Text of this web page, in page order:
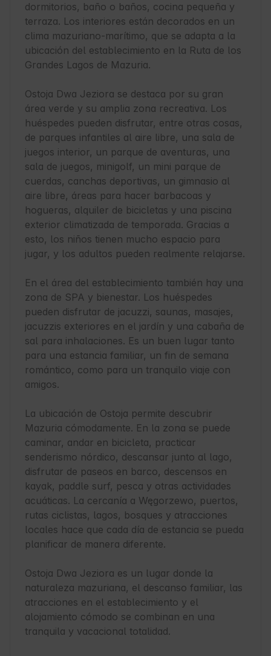
dormitorios, baño o baños, cocina pequeña y
terraza. Los interiores están decorados en un
clima mazuriano-marítimo, que se adapta a la
ubicación del establecimiento en la Ruta de los
Grandes Lagos de Mazuria.
Ostoja Dwa Jeziora se destaca por su gran
área verde y su amplia zona recreativa. Los
huéspedes pueden disfrutar, entre otras cosas,
de parques infantiles al aire libre, una sala de
juegos interior, un parque de aventuras, una
sala de juegos, minigolf, un mini parque de
cuerdas, canchas deportivas, un gimnasio al
aire libre, áreas para hacer barbacoas y
hogueras, alquiler de bicicletas y una piscina
exterior climatizada de temporada. Gracias a
esto, los niños tienen mucho espacio para
jugar, y los adultos pueden realmente relajarse.
En el área del establecimiento también hay una
zona de SPA y bienestar. Los huéspedes
pueden disfrutar de jacuzzi, saunas, masajes,
jacuzzis exteriores en el jardín y una cabaña de
sal para inhalaciones. Es un buen lugar tanto
para una estancia familiar, un fin de semana
romántico, como para un tranquilo viaje con
amigos.
La ubicación de Ostoja permite descubrir
Mazuria cómodamente. En la zona se puede
caminar, andar en bicicleta, practicar
senderismo nórdico, descansar junto al lago,
disfrutar de paseos en barco, descensos en
kayak, paddle surf, pesca y otras actividades
acuáticas. La cercanía a Węgorzewo, puertos,
rutas ciclistas, lagos, bosques y atracciones
locales hace que cada día de estancia se pueda
planificar de manera diferente.
Ostoja Dwa Jeziora es un lugar donde la
naturaleza mazuriana, el descanso familiar, las
atracciones en el establecimiento y el
alojamiento cómodo se combinan en una
tranquila y vacacional totalidad.